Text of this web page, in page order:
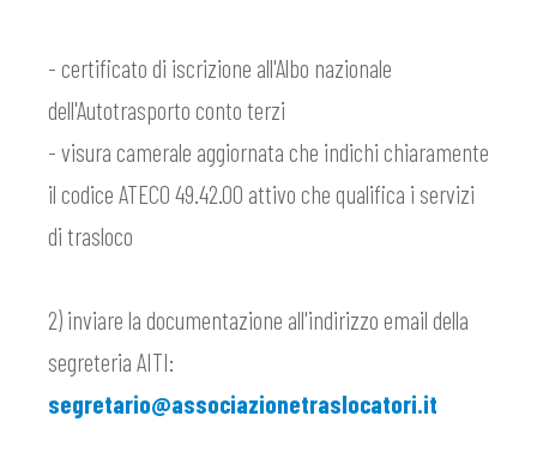
- certificato di iscrizione all'Albo nazionale
dell'Autotrasporto conto terzi
- visura camerale aggiornata che indichi chiaramente
il codice ATECO 49.42.00 attivo che qualifica i servizi
di trasloco
2) inviare la documentazione all'indirizzo email della
segreteria AITI:
segretario@associazionetraslocatori.it